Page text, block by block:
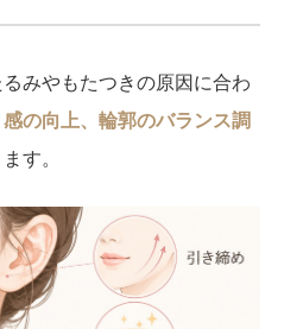
みやもたつきの原因に合わ
の向上、輪郭のバランス調
す。